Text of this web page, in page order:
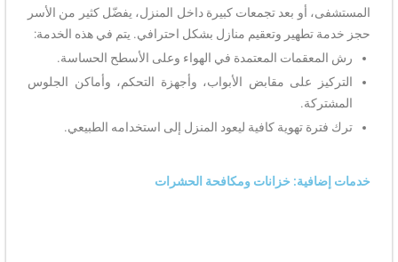
المستشفى، أو بعد تجمعات كبيرة داخل المنزل، يفضّل كثير من الأسر
حجز خدمة تطهير وتعقيم منازل بشكل احترافي. يتم في هذه الخدمة:
رش المعقمات المعتمدة في الهواء وعلى الأسطح الحساسة.
التركيز على مقابض الأبواب، وأجهزة التحكم، وأماكن الجلوس
المشتركة.
ترك فترة تهوية كافية ليعود المنزل إلى استخدامه الطبيعي.
خدمات إضافية: خزانات ومكافحة الحشرات